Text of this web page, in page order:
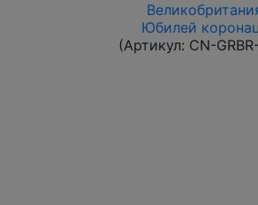
Юбилей
(Артикул: CN-